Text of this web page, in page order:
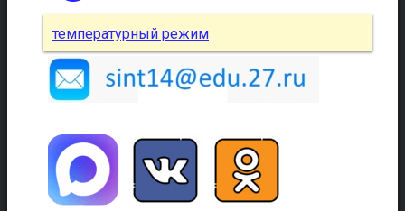
температурный режим